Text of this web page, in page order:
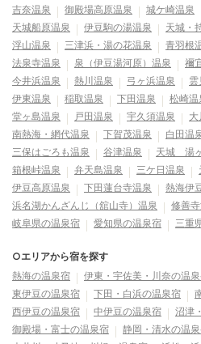
吉奈温泉
御殿場高原温泉 城ケ崎温泉
天城船原温泉
伊豆駒の湯温泉 天城・
浮山温泉
三津浜・湯の花温泉 青羽根
法泉寺温泉
泉（伊豆湯河原）温泉 禰
今井浜温泉
熱川温泉 弓ヶ浜温泉 雲
伊東温泉
稲取温泉 下田温泉 松崎温
堂ヶ島温泉
戸田温泉 宇久須温泉 大
南熱海・網代温泉
下賀茂温泉 白田温
三保はごろも温泉
谷津温泉 天城 湯
箱根峠温泉
弁天島温泉 三ケ日温泉
伊豆高原温泉
下田蓮台寺温泉
熱海伊
浜名湖かんざんじ（舘山寺）温泉
修善
岐阜県の温泉宿
愛知県の温泉宿 三重
○エリアから宿を探す
熱海の温泉宿
伊東・宇佐美・川奈の温
東伊豆の温泉宿
下田・白浜の温泉宿
西伊豆の温泉宿
中伊豆の温泉宿
沼津
御殿場・富士の温泉宿
静岡・清水の温